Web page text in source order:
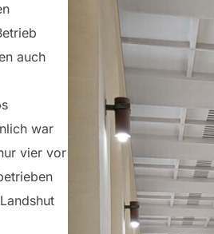
auch
war
vier vor